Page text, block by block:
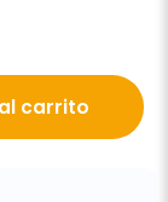
carrito